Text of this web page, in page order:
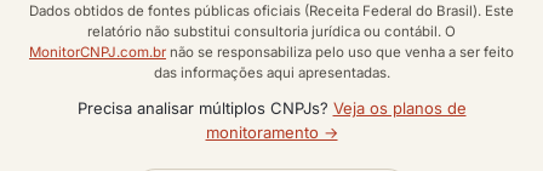
Dados obtidos de fontes públicas oficiais (Receita Federal do Brasil). Este
relatório não substitui consultoria jurídica ou contábil. O
MonitorCNPJ.com.br não se responsabiliza pelo uso que venha a ser feito
das informações aqui apresentadas.
Precisa analisar múltiplos CNPJs? Veja os planos de
monitoramento →